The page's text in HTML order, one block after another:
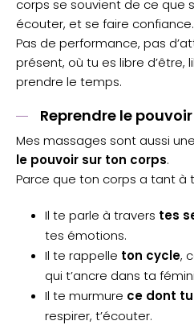
corps se souvient de ce que
écouter, et se faire confiance.
Pas de performance, pas
présent, où tu es libre d’être,
prendre le temps.
Reprendre le
Mes massages sont aussi une
le pouvoir sur ton corps.
Parce que ton corps a tant à
Il te parle à travers tes
tes émotions.
Il te rappelle ton cycle,
qui t’ancre dans ta
Il te murmure ce dont
respirer, t’écouter.